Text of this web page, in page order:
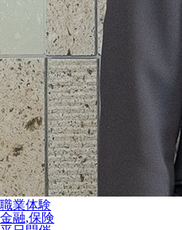
職業体験
金融,保険